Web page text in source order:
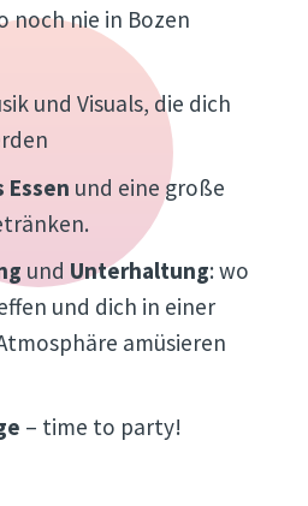
noch nie in Bozen
und Visuals, die dich
und eine große
und Unterhaltung: wo
und dich in einer
amüsieren
– time to party!